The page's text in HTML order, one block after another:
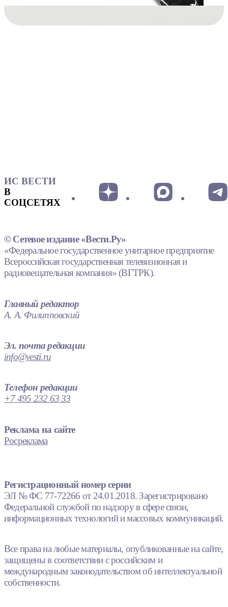
ИС ВЕСТИ
В
СОЦСЕТЯХ
© Сетевое издание «Вести.Ру»
«Федеральное государственное унитарное предприятие
Всероссийская государственная телевизионная и
радиовещательная компания» (ВГТРК).
Главный редактор
А. А. Филипповский
Эл. почта редакции
info@vesti.ru
Телефон редакции
+7 495 232 63 33
Реклама на сайте
Росреклама
Регистрационный номер серии
ЭЛ № ФС 77-72266 от 24.01.2018. Зарегистрировано
Федеральной службой по надзору в сфере связи,
информационных технологий и массовых коммуникаций.
Все права на любые материалы, опубликованные на сайте,
защищены в соответствии с российским и
международным законодательством об интеллектуальной
собственности.